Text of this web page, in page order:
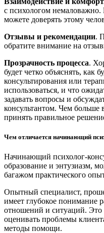
с психологом
можете доверять этому
Отзывы и рекомендации.
обратите внимание на
Прозрачность процесса.
будет четко объяснять, как
консультирования или
использоваться, и что
задавать вопросы и
консультантом. Чем больше
принять правильное
Чем отличается начинающий
Начинающий психолог-
образование и энтузиазм,
багажом практического
Опытный специалист,
имеет глубокое понимание
отношений и ситуаций. Это
оценивать проблемы
методы помощи.